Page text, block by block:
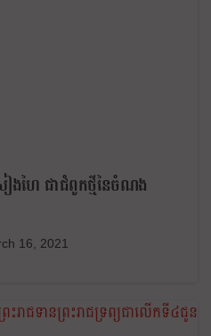
សៀងហៃ ជាជំពូកថ្មីនៃចំណង
16, 2021